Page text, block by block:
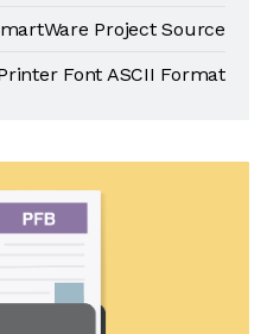
Project Source
Font ASCII Format